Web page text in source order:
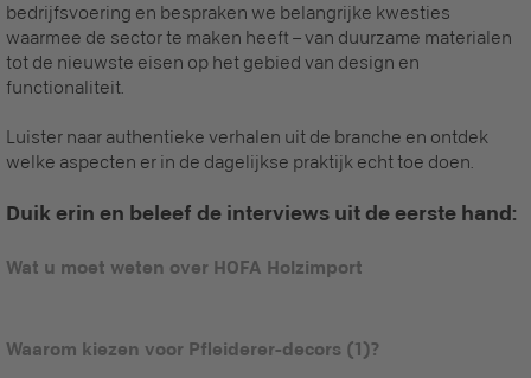
bedrijfsvoering en bespraken we belangrijke kwesties
waarmee de sector te maken heeft – van duurzame materialen
tot de nieuwste eisen op het gebied van design en
functionaliteit.
Luister naar authentieke verhalen uit de branche en ontdek
welke aspecten er in de dagelijkse praktijk echt toe doen.
Duik erin en beleef de interviews uit de eerste hand:
Wat u moet weten over HOFA Holzimport
Hier vindt u een externe inhoud vanYouTube Video
Waarom kiezen voor Pfleiderer-decors (1)?